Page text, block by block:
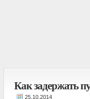
Как задержать